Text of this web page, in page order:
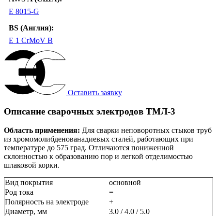
E 8015-G
BS (Англия):
E 1 CrMoV B
Оставить заявку
Описание сварочных электродов ТМЛ-3
Область применения: Для сварки неповоротных стыков труб
из хромомолибденованадиевых сталей, работающих при
температуре до 575 град. Отличаются пониженной
склонностью к образованию пор и легкой отделимостью
шлаковой корки.
Вид покрытия
основной
Род тока
=
Полярность на электроде
+
Диаметр, мм
3.0 / 4.0 / 5.0